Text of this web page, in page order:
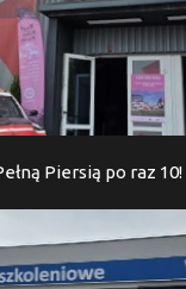
Piersią po raz 10!